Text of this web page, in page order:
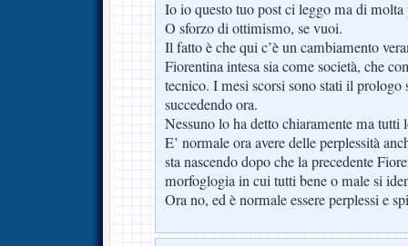
Io io questo tuo post ci leggo ma di
O sforzo di ottimismo, se vuoi.
Il fatto è che qui c’è un cambiamento
Fiorentina intesa sia come società, che
tecnico. I mesi scorsi sono stati il prologo
succedendo ora.
Nessuno lo ha detto chiaramente ma tutti
E’ normale ora avere delle perplessità
sta nascendo dopo che la precedente
morfoglogia in cui tutti bene o male si
Ora no, ed è normale essere perplessi e